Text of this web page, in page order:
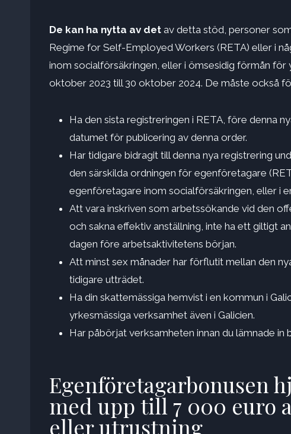
De kan ha nytta av det av detta stöd, personer
Regime for Self-Employed Workers (RETA) eller i
inom socialförsäkringen, eller i ömsesidig förmån för
oktober 2023 till 30 oktober 2024. De måste också
Ha den sista registreringen i RETA, före denna
datumet för publicering av denna order.
Har tidigare bidragit till denna nya registrering
den särskilda ordningen för egenföretagare
egenföretagare inom socialförsäkringen, eller i
Att vara inskriven som arbetssökande vid den
och sakna effektiv anställning, inte ha ett giltigt
dagen före arbetsaktivitetens början.
Att minst sex månader har förflutit mellan den
tidigare utträdet.
Ha din skattemässiga hemvist i en kommun i
yrkesmässiga verksamhet även i Galicien.
Har påbörjat verksamheten innan du lämnade in
Egenföretagarbonusen
med upp till 7 000 euro
eller utrustning